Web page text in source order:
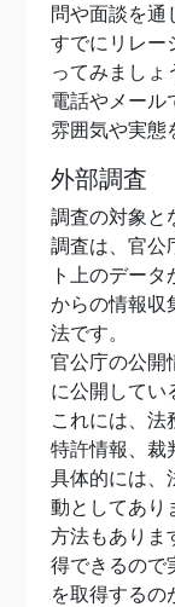
問や面談を通
すでにリレー
ってみましょ
電話やメール
雰囲気や実態
外部調査
調査の対象と
調査は、官公
ト上のデー
からの情報収
法です。
官公庁の公開
に公開してい
これには、法
特許情報、裁
具体的には、
動としてあり
方法もありま
得できるので
を取得するの